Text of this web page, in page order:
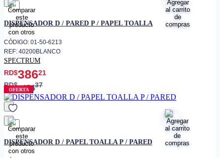
favorito
DISPENSADOR D / PARED P / PAPEL TOALLA
CÓDIGO: 01-50-6213
REF: 40200BLANCO
SPECTRUM
RD$38621
RD$45437
OFERTA
favorito
DISPENSADOR D / PAPEL TOALLA P / PARED